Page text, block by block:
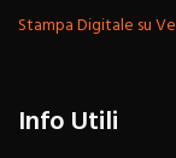
Stampa Digitale su
Info Utili